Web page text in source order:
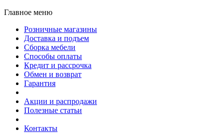
Главное меню
Розничные магазины
Доставка и подъем
Сборка мебели
Способы оплаты
Кредит и рассрочка
Обмен и возврат
Гарантия
Акции и распродажи
Полезные статьи
Контакты